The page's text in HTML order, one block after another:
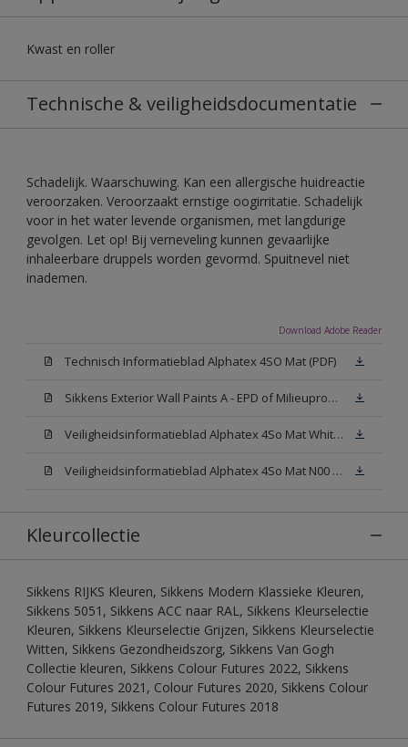
Kwast en roller
Technische & veiligheidsdocumentatie
Schadelijk. Waarschuwing. Kan een allergische huidreactie
veroorzaken. Veroorzaakt ernstige oogirritatie. Schadelijk
voor in het water levende organismen, met langdurige
gevolgen. Let op! Bij verneveling kunnen gevaarlijke
inhaleerbare druppels worden gevormd. Spuitnevel niet
inademen.
Download Adobe Reader
Technisch Informatieblad Alphatex 4SO Mat (PDF)
Sikkens Exterior Wall Paints A - EPD of Milieuproductverklaring
Veiligheidsinformatieblad Alphatex 4So Mat White W05 (MSDS)
Veiligheidsinformatieblad Alphatex 4So Mat N00 (MSDS)
Kleurcollectie
Sikkens RIJKS Kleuren, Sikkens Modern Klassieke Kleuren,
Sikkens 5051, Sikkens ACC naar RAL, Sikkens Kleurselectie
Kleuren, Sikkens Kleurselectie Grijzen, Sikkens Kleurselectie
Witten, Sikkens Gezondheidszorg, Sikkens Van Gogh
Collectie kleuren, Sikkens Colour Futures 2022, Sikkens
Colour Futures 2021, Colour Futures 2020, Sikkens Colour
Futures 2019, Sikkens Colour Futures 2018